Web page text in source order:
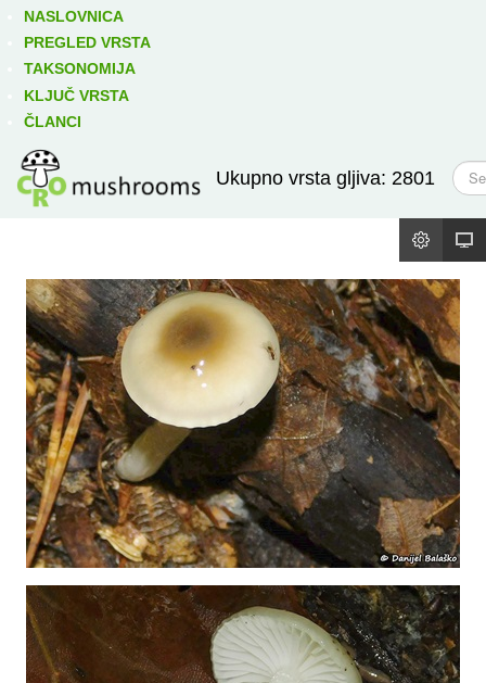
NASLOVNICA
PREGLED VRSTA
TAKSONOMIJA
KLJUČ VRSTA
ČLANCI
Ukupno vrsta gljiva: 2801
T
r
ž
Izravno podređene niže takse: